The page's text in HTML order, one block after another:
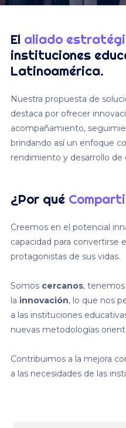
El aliado
instituciones
Latinoamérica.
Nuestra propuesta de
destaca por ofrecer
acompañamiento,
brindando así un enfoque
rendimiento y desarrollo
¿Por qué
Creemos en el potencial
capacidad para convertirse
protagonistas de sus vidas.
Somos cercanos, tenemos
la innovación, lo que nos
a las instituciones
nuevas metodologías
Contribuimos a la mejora
a las necesidades de las